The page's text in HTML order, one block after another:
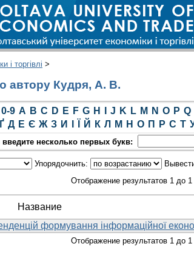
і торгівлі >
автору Кудря, А. В.
0-9 A B C D E F G H J K L M N O P Q
Ґ Д Е Є Ж З И Й К Л М Н О П Р С Т
введите несколько первых букв:
Упорядочнить:
Отображение результатов 1 до 1
Название
формування інформаційної
Отображение результатов 1 до 1